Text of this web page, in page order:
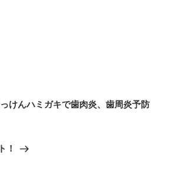
けんハミガキで歯肉炎、歯周炎予防
！